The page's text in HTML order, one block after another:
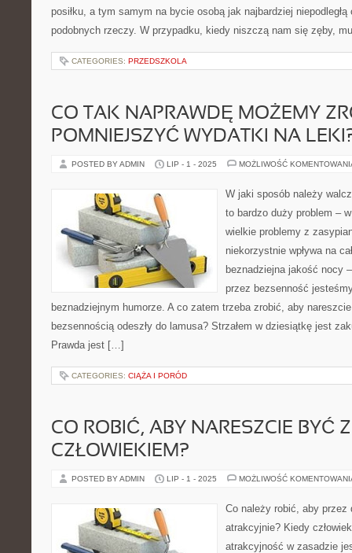
posiłku, a tym samym na bycie osobą jak najbardziej
podobnych rzeczy. W przypadku, kiedy niszczą nam się zęby,
CATEGORIES: PRZEDSZKOLA
CO TAK NAPRAWDĘ MOŻEMY
POMNIEJSZYĆ WYDATKI NA
POSTED BY ADMIN LIP - 1 - 2025 MOŻLIWOŚĆ
W jaki sposób należy
to bardzo duży problem –
wielkie problemy z
niekorzystnie wpływa na
beznadziejna jakość nocy
przez bezsenność
beznadziejnym humorze. A co zatem trzeba zrobić, aby
bezsennością odeszły do lamusa? Strzałem w dziesiątkę jest
Prawda jest […]
CATEGORIES: CIĄŻA I PORÓD
CO ROBIĆ, ABY NARESZCIE BYĆ
CZŁOWIEKIEM?
POSTED BY ADMIN LIP - 1 - 2025 MOŻLIWOŚĆ
Co należy robić, aby przez
atrakcyjnie? Kiedy
atrakcyjność w zasadzie